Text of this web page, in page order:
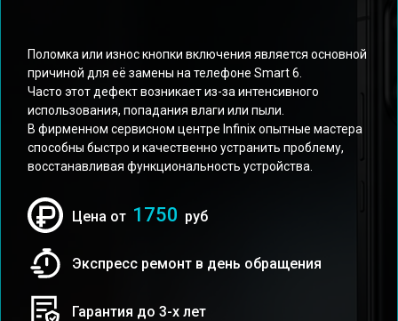
Поломка или износ кнопки включения является основной
причиной для её замены на телефоне Smart 6.
Часто этот дефект возникает из-за интенсивного
использования, попадания влаги или пыли.
В фирменном сервисном центре Infinix опытные мастера
способны быстро и качественно устранить проблему,
восстанавливая функциональность устройства.
Цена от 1750 руб
Экспресс ремонт в день обращения
Гарантия до 3-х лет